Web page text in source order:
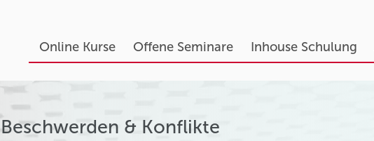
Online Kurse Offene Seminare Inhouse Schulung
Beschwerden & Konflikte